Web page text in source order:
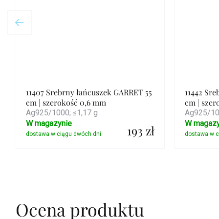
11407 Srebrny łańcuszek GARRET 55
cm | szerokość 0,6 mm
Ag925/1000; ≤1,17 g
193 zł
W magazynie
11442
cm |
Ag925/
W
Ocena produktu